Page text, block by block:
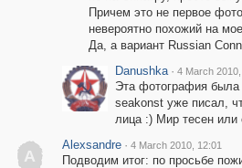
Причем это не первое
невероятно похожий на
Да, а вариант Russian
Danushka · 4 March
Эта фотография была
seakonst уже писал,
лица :) Мир тесен или
A
Alexsandre · 4 March 2010, 12:01
Подводим итог: по просьбе